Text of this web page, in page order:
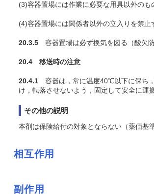
(3)容器置場には作業に必要な用具以外のも
(4)容器置場には関係者以外の立入りを禁止
20.3.5 容器置場は必ず換気を図る（酸欠防
20.4 移送時の注意
20.4.1 容器は，常に温度40℃以下に保ち
け，転落させないよう，固定して安全に運
その他の説明
本剤は保険給付の対象とならない（薬価基
相互作用
副作用